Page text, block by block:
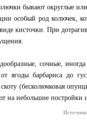
бывают округлые
особый род колючек,
кисточки. При
сочные,
ягоды барбариса до
(бесколючковая
на небольшие постройки
Источник: